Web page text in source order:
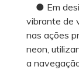
● Em
vibrante de
nas ações
neon,
a